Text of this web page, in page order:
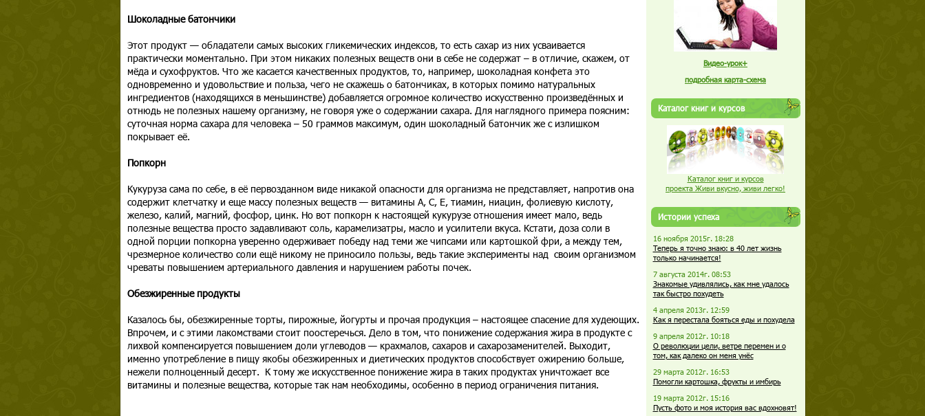
Шоколадные батончики
Этот продукт — обладатели самых высоких гликемических индексов, то есть сахар из них усваивается
практически моментально. При этом никаких полезных веществ они в себе не содержат – в отличие, скажем, от
мёда и сухофруктов. Что же касается качественных продуктов, то, например, шоколадная конфета это
одновременно и удовольствие и польза, чего не скажешь о батончиках, в которых помимо натуральных
ингредиентов (находящихся в меньшинстве) добавляется огромное количество искусственно произведённых и
отнюдь не полезных нашему организму, не говоря уже о содержании сахара. Для наглядного примера поясним:
суточная норма сахара для человека – 50 граммов максимум, один шоколадный батончик же с излишком
покрывает её.
Попкорн
Кукуруза сама по себе, в её первозданном виде никакой опасности для организма не представляет, напротив она
содержит клетчатку и еще массу полезных веществ — витамины А, С, Е, тиамин, ниацин, фолиевую кислоту,
железо, калий, магний, фосфор, цинк. Но вот попкорн к настоящей кукурузе отношения имеет мало, ведь
полезные вещества просто задавливают соль, карамелизатры, масло и усилители вкуса. Кстати, доза соли в
одной порции попкорна уверенно одерживает победу над теми же чипсами или картошкой фри, а между тем,
чрезмерное количество соли ещё никому не приносило пользы, ведь такие эксперименты над своим организмом
чреваты повышением артериального давления и нарушением работы почек.
Обезжиренные продукты
Казалось бы, обезжиренные торты, пирожные, йогурты и прочая продукция – настоящее спасение для худеющих.
Впрочем, и с этими лакомствами стоит поостеречься. Дело в том, что понижение содержания жира в продукте с
лихвой компенсируется повышением доли углеводов — крахмалов, сахаров и сахарозаменителей. Выходит,
именно употребление в пищу якобы обезжиренных и диетических продуктов способствует ожирению больше,
нежели полноценный десерт. К тому же искусственное понижение жира в таких продуктах уничтожает все
витамины и полезные вещества, которые так нам необходимы, особенно в период ограничения питания.
Видео-урок+
подробная карта-схема
Каталог книг и курсов
Каталог книг и курсов
проекта Живи вкусно, живи легко!
Истории успеха
16 ноября 2015г. 18:28
Теперь я точно знаю: в 40 лет жизнь
только начинается!
7 августа 2014г. 08:53
Знакомые удивлялись, как мне удалось
так быстро похудеть
4 апреля 2013г. 12:59
Как я перестала бояться еды и похудела
9 апреля 2012г. 10:18
О революции цели, ветре перемен и о
том, как далеко он меня унёс
29 марта 2012г. 16:53
Помогли картошка, фрукты и имбирь
19 марта 2012г. 15:16
Пусть фото и моя история вас вдохновят!